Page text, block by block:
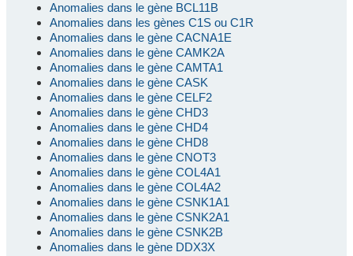
Anomalies dans le gène BCL11B
Anomalies dans les gènes C1S ou C1R
Anomalies dans le gène CACNA1E
Anomalies dans le gène CAMK2A
Anomalies dans le gène CAMTA1
Anomalies dans le gène CASK
Anomalies dans le gène CELF2
Anomalies dans le gène CHD3
Anomalies dans le gène CHD4
Anomalies dans le gène CHD8
Anomalies dans le gène CNOT3
Anomalies dans le gène COL4A1
Anomalies dans le gène COL4A2
Anomalies dans le gène CSNK1A1
Anomalies dans le gène CSNK2A1
Anomalies dans le gène CSNK2B
Anomalies dans le gène DDX3X